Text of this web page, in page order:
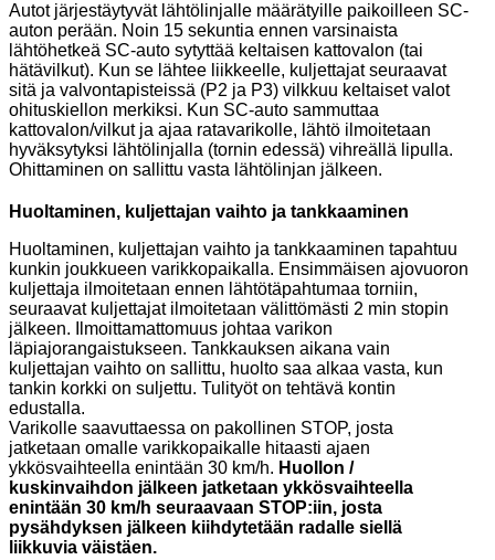
Autot järjestäytyvät lähtölinjalle määrätyille paikoilleen SC-
auton perään. Noin 15 sekuntia ennen varsinaista
lähtöhetkeä SC-auto sytyttää keltaisen kattovalon (tai
hätävilkut). Kun se lähtee liikkeelle, kuljettajat seuraavat
sitä ja valvontapisteissä (P2 ja P3) vilkkuu keltaiset valot
ohituskiellon merkiksi. Kun SC-auto sammuttaa
kattovalon/vilkut ja ajaa ratavarikolle, lähtö ilmoitetaan
hyväksytyksi lähtölinjalla (tornin edessä) vihreällä lipulla.
Ohittaminen on sallittu vasta lähtölinjan jälkeen.
Huoltaminen, kuljettajan vaihto ja tankkaaminen
Huoltaminen, kuljettajan vaihto ja tankkaaminen tapahtuu
kunkin joukkueen varikkopaikalla. Ensimmäisen ajovuoron
kuljettaja ilmoitetaan ennen lähtötäpahtumaa torniin,
seuraavat kuljettajat ilmoitetaan välittömästi 2 min stopin
jälkeen. Ilmoittamattomuus johtaa varikon
läpiajorangaistukseen. Tankkauksen aikana vain
kuljettajan vaihto on sallittu, huolto saa alkaa vasta, kun
tankin korkki on suljettu. Tulityöt on tehtävä kontin
edustalla.
Varikolle saavuttaessa on pakollinen STOP, josta
jatketaan omalle varikkopaikalle hitaasti ajaen
ykkösvaihteella enintään 30 km/h. Huollon /
kuskinvaihdon jälkeen jatketaan ykkösvaihteella
enintään 30 km/h seuraavaan STOP:iin, josta
pysähdyksen jälkeen kiihdytetään radalle siellä
liikkuvia väistäen.